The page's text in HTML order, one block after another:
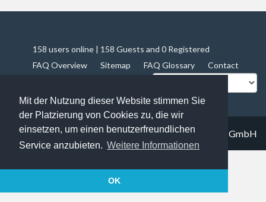
Mit der Nutzung dieser Website stimmen Sie
der Platzierung von Cookies zu, die wir
einsetzen, um einen benutzerfreundlichen
Service anzubieten. Weitere Informationen
OK
158 users online | 158 Guests and 0 Registered
FAQ Overview
Sitemap FAQ Glossary
Contact
© 2019Trapez IT solutions GmbH